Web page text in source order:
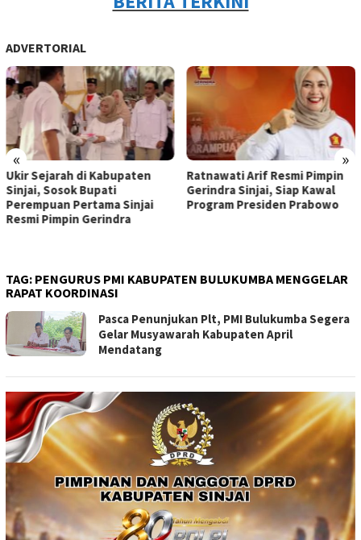
ADVERTORIAL
« »
Ukir Sejarah di Kabupaten
Sinjai, Sosok Bupati
Perempuan Pertama Sinjai
Resmi Pimpin Gerindra
Ratnawati Arif Resmi Pimpin
Gerindra Sinjai, Siap Kawal
Program Presiden Prabowo
TAG: PENGURUS PMI KABUPATEN BULUKUMBA MENGGELAR
RAPAT KOORDINASI
Pasca Penunjukan Plt, PMI Bulukumba Segera
Gelar Musyawarah Kabupaten April
Mendatang